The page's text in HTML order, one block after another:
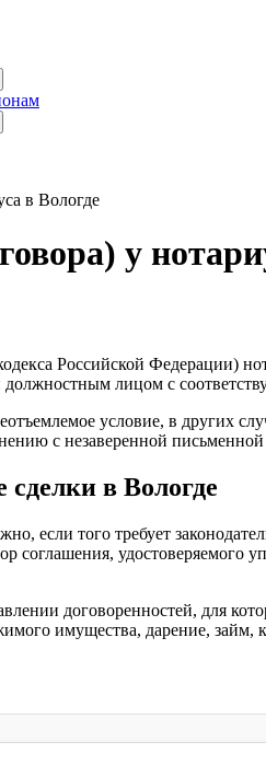
в Вологде
у
Российской Федерации)
лицом с
условие, в других
с незаверенной
сделки в Вологде
если того требует
соглашения,
договоренностей, для
имущества, дарение, займ,